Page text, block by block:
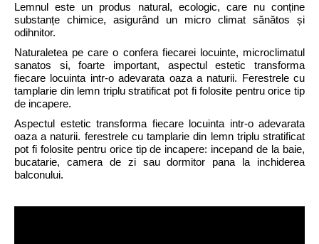
Lemnul este un produs natural, ecologic, care nu conține
substanțe chimice, asigurând un micro climat sănătos și
odihnitor.
Naturaletea pe care o confera fiecarei locuinte, microclimatul
sanatos si, foarte important, aspectul estetic transforma
fiecare locuinta intr-o adevarata oaza a naturii. Ferestrele cu
tamplarie din lemn triplu stratificat pot fi folosite pentru orice tip
de incapere.
Aspectul estetic transforma fiecare locuinta intr-o adevarata
oaza a naturii. ferestrele cu tamplarie din lemn triplu stratificat
pot fi folosite pentru orice tip de incapere: incepand de la baie,
bucatarie, camera de zi sau dormitor pana la inchiderea
balconului.